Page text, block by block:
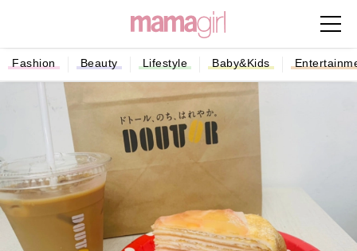
Fashion Beauty Lifestyle Baby&Kids